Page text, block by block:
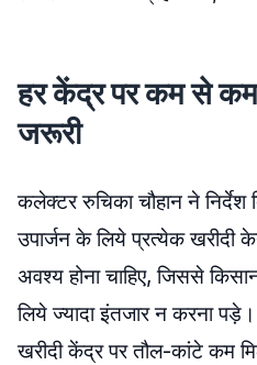
हर केंद्र पर कम से
जरूरी
कलेक्टर रुचिका चौहान ने निर्देश
उपार्जन के लिये प्रत्येक
अवश्य होना चाहिए, जिससे
लिये ज्यादा इंतजार न करना
खरीदी केंद्र पर तौल-कांटे कम